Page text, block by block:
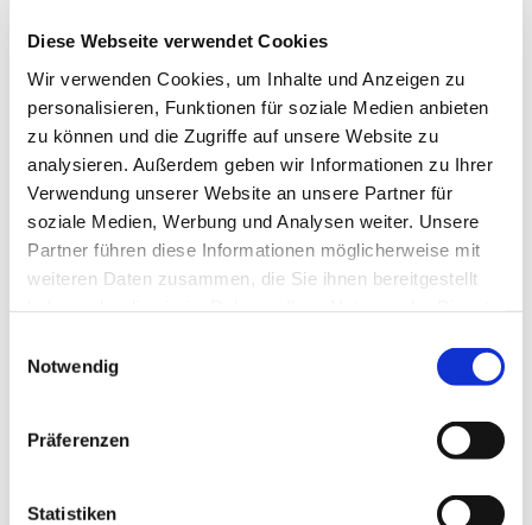
Diese Webseite verwendet Cookies
Wir verwenden Cookies, um Inhalte und Anzeigen zu
personalisieren, Funktionen für soziale Medien anbieten
zu können und die Zugriffe auf unsere Website zu
analysieren. Außerdem geben wir Informationen zu Ihrer
Verwendung unserer Website an unsere Partner für
soziale Medien, Werbung und Analysen weiter. Unsere
Partner führen diese Informationen möglicherweise mit
weiteren Daten zusammen, die Sie ihnen bereitgestellt
Notwendig
Präferenzen
Statistiken
Dies könnte Sie auch
interessieren